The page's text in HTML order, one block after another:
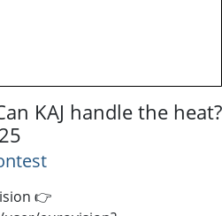
KAJ handle the heat?
👉